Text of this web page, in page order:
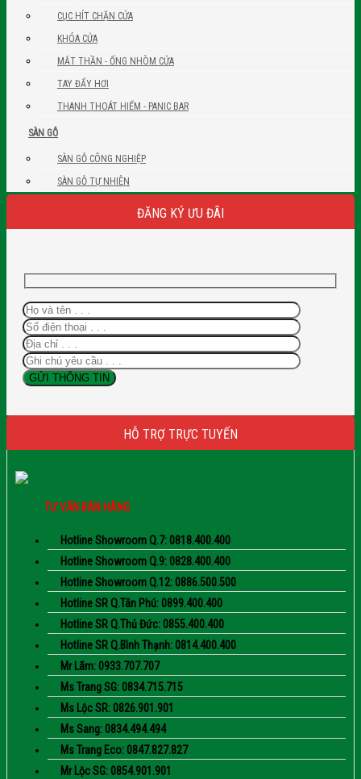
CỤC HÍT CHẶN CỬA
KHÓA CỬA
MẮT THẦN - ỐNG NHÒM CỬA
TAY ĐẨY HƠI
THANH THOÁT HIỂM - PANIC BAR
SÀN GỖ
SÀN GỖ CÔNG NGHIỆP
SÀN GỖ TỰ NHIÊN
ĐĂNG KÝ ƯU ĐÃI
HỖ TRỢ TRỰC TUYẾN
TƯ VẤN BÁN HÀNG
Hotline Showroom Q.7: 0818.400.400
Hotline Showroom Q.9: 0828.400.400
Hotline Showroom Q.12: 0886.500.500
Hotline SR Q.Tân Phú: 0899.400.400
Hotline SR Q.Thủ Đức: 0855.400.400
Hotline SR Q.Bình Thạnh: 0814.400.400
Mr Lãm: 0933.707.707
Ms Trang SG: 0834.715.715
Ms Lộc SR: 0826.901.901
Ms Sang: 0834.494.494
Ms Trang Eco: 0847.827.827
Mr Lộc SG: 0854.901.901